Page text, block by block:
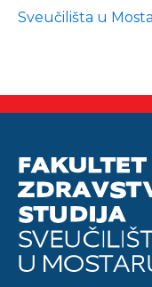
Sveučilišta u